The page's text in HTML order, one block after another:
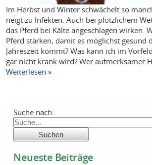
Im Herbst und Winter schwächelt so
neigt zu Infekten. Auch bei plötzlichem
das Pferd bei Kälte angeschlagen wirken.
Pferd stärken, damit es möglichst gesund
Jahreszeit kommt? Was kann ich im
gar nicht krank wird? Wer aufmerksamer
Weiterlesen »
Suche nach:
Neueste Beiträge